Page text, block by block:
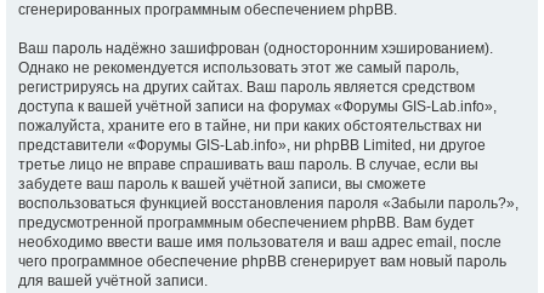
сгенерированных программным обеспечением phpBB.
Ваш пароль надёжно зашифрован (односторонним хэшированием).
Однако не рекомендуется использовать этот же самый пароль,
регистрируясь на других сайтах. Ваш пароль является средством
доступа к вашей учётной записи на форумах «Форумы GIS-Lab.info»,
пожалуйста, храните его в тайне, ни при каких обстоятельствах ни
представители «Форумы GIS-Lab.info», ни phpBB Limited, ни другое
третье лицо не вправе спрашивать ваш пароль. В случае, если вы
забудете ваш пароль к вашей учётной записи, вы сможете
воспользоваться функцией восстановления пароля «Забыли пароль?»,
предусмотренной программным обеспечением phpBB. Вам будет
необходимо ввести ваше имя пользователя и ваш адрес email, после
чего программное обеспечение phpBB сгенерирует вам новый пароль
для вашей учётной записи.